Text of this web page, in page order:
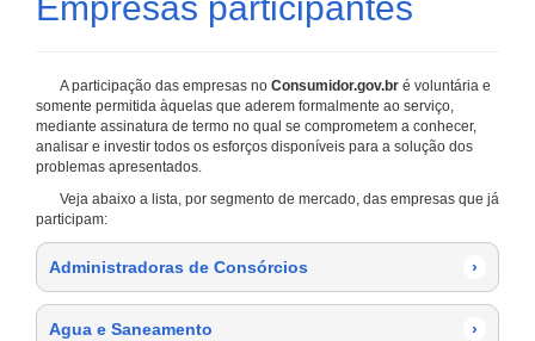
Empresas participantes
A participação das empresas no Consumidor.gov.br é voluntária e
somente permitida àquelas que aderem formalmente ao serviço,
mediante assinatura de termo no qual se comprometem a conhecer,
analisar e investir todos os esforços disponíveis para a solução dos
problemas apresentados.
Veja abaixo a lista, por segmento de mercado, das empresas que já
participam:
Administradoras de Consórcios ›
Agua e Saneamento ›